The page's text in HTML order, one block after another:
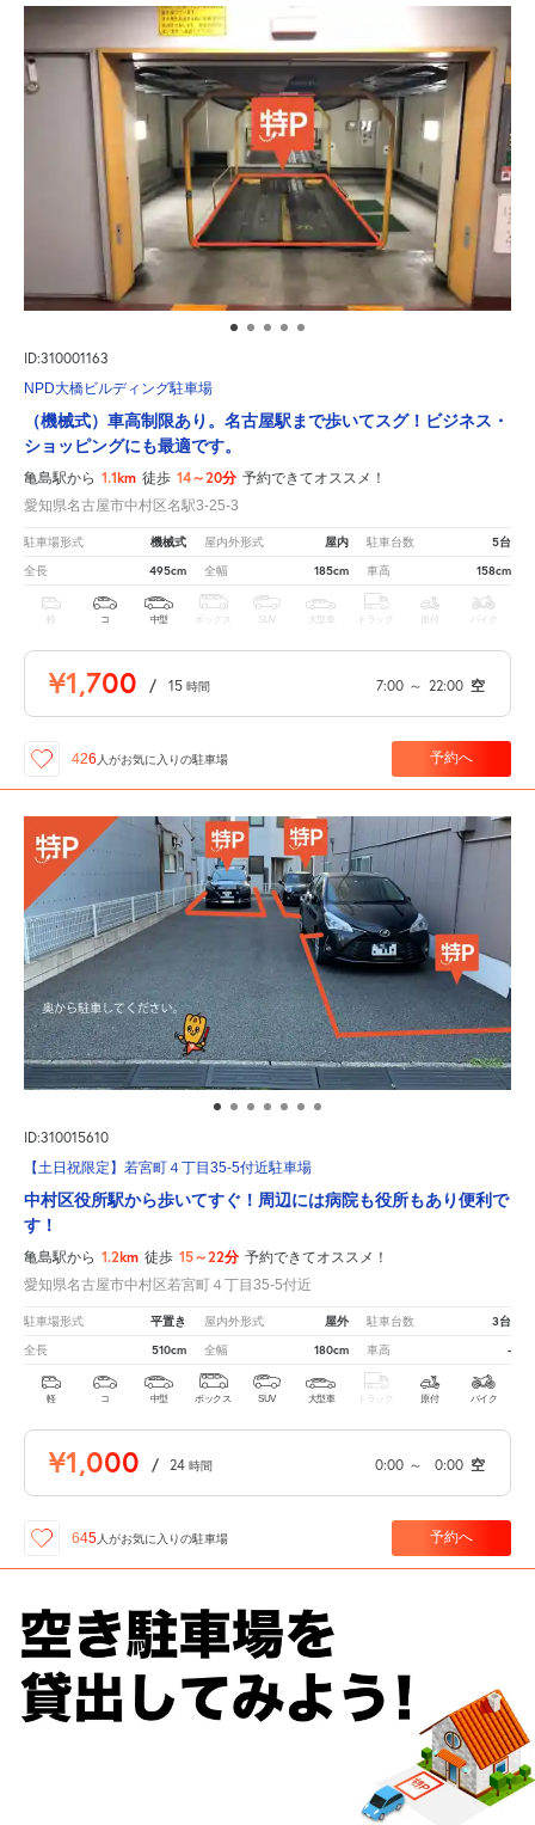
ID:310001163
NPD大橋ビルディング駐車場
（機械式）車高制限あり。名古屋駅まで歩いてスグ！ビジネス・
ショッピングにも最適です。
亀島駅から 1.1km 徒歩 14～20分 予約できてオススメ！
愛知県名古屋市中村区名駅3-25-3
駐車場形式 機械式 屋内外形式 屋内 駐車台数 5台
全長 495cm 全幅 185cm 車高 158cm
軽 コ 中型 ボックス SUV 大型車 トラック 原付 バイク
¥1,700 / 15 時間 7:00 ～ 22:00 空
426 人がお気に入りの駐車場 予約へ
ID:310015610
【土日祝限定】若宮町４丁目35-5付近駐車場
中村区役所駅から歩いてすぐ！周辺には病院も役所もあり便利で
す！
亀島駅から 1.2km 徒歩 15～22分 予約できてオススメ！
愛知県名古屋市中村区若宮町４丁目35-5付近
駐車場形式 平置き 屋内外形式 屋外 駐車台数 3台
全長 510cm 全幅 180cm 車高 -
軽 コ 中型 ボックス SUV 大型車 トラック 原付 バイク
¥1,000 / 24 時間 0:00 ～ 0:00 空
645 人がお気に入りの駐車場 予約へ